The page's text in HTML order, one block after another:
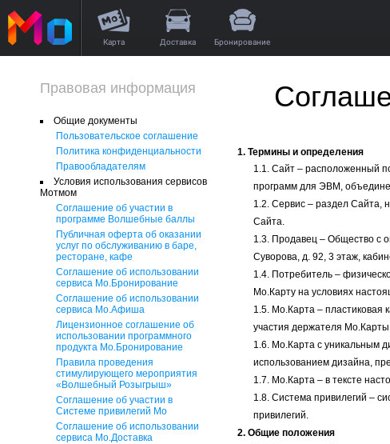
Карта Доставка Бронирование
Правовая информация
Общие документы
Пользовательское соглашение
Политика конфиденциальности
Правообладателям
Условия использования сервисов
Мотмом
Соглашение об участии в
программе Волшебные баллы
Публичная оферта об оказании
услуг по обслуживанию в баре,
ресторане, кафе
Соглашение об использовании
сервиса Мо.Бронирование
Соглашение об использовании
сервиса Мо.Афиша
Лицензионное соглашение об
использовании программного
продукта Мо.Бронирование
Правила проведения
стимулирующего мероприятия
«Волшебный Розыгрыш»
Соглашение об участии в
Системе привилегий Мо
Соглашение об использовании
сервиса Мо.Доставка
1. Термины и определения
1.1. Сайт – расположенный
программ для ЭВМ,
1.2. Сервис – раздел Сайта,
Сайта.
1.3. Продавец – Общество с
Суворова, д. 92, 3 этаж,
1.4. Потребитель –
Мо.Карту на условиях
1.5. Мо.Карта – пластиковая
участия держателя
1.6. Мо.Карта с уникальным
использованием дизайна,
1.7. Мо.Карта – в тексте
1.8. Система привилегий –
привилегий.
2. Общие положения